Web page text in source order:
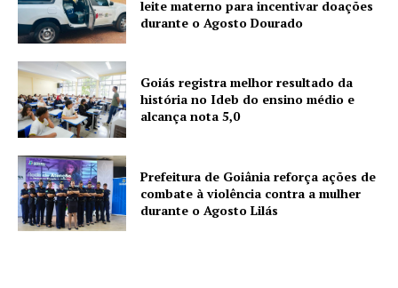
leite materno para incentivar doações
durante o Agosto Dourado
Goiás registra melhor resultado da
história no Ideb do ensino médio e
alcança nota 5,0
Prefeitura de Goiânia reforça ações de
combate à violência contra a mulher
durante o Agosto Lilás